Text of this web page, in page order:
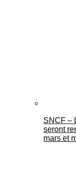
SNCF –
seront
mars et